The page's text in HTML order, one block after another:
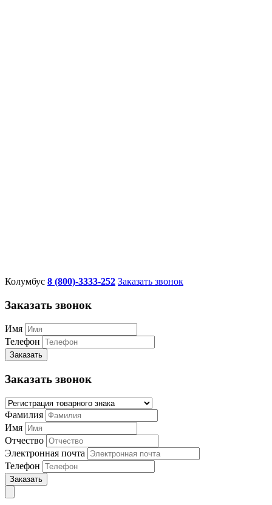
Колумбус 8 (800)-3333-252 Заказать звонок
Заказать звонок
Имя
Телефон
Заказать
Заказать звонок
Фамилия
Имя
Отчество
Электронная почта
Телефон
Заказать